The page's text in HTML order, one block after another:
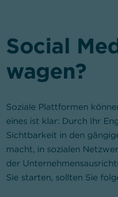
Social
wagen?
Soziale Plattformen
eines ist klar: Durch Ihr
Sichtbarkeit in den
macht, in sozialen
der
Sie starten, sollten Sie